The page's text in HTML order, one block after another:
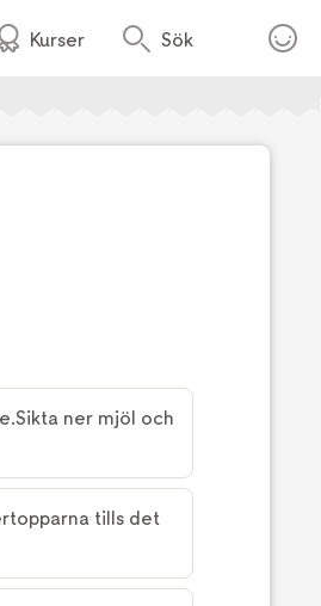
Kurser Sök
Foto:David Loftus
ner mjöl och
tills det